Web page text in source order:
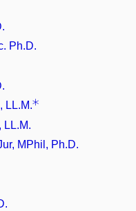
Ph.D.
LL.M.
LL.M.
MPhil, Ph.D.